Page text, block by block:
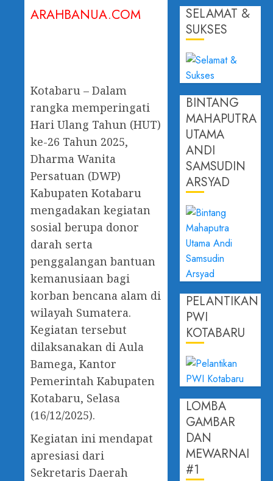
ARAHBANUA.COM
Kotabaru – Dalam
rangka memperingati
Hari Ulang Tahun (HUT)
ke-26 Tahun 2025,
Dharma Wanita
Persatuan (DWP)
Kabupaten Kotabaru
mengadakan kegiatan
sosial berupa donor
darah serta
penggalangan bantuan
kemanusiaan bagi
korban bencana alam di
wilayah Sumatera.
Kegiatan tersebut
dilaksanakan di Aula
Bamega, Kantor
Pemerintah Kabupaten
Kotabaru, Selasa
(16/12/2025).
Kegiatan ini mendapat
apresiasi dari
Sekretaris Daerah
SELAMAT &
SUKSES
BINTANG
MAHAPUTRA
UTAMA
ANDI
SAMSUDIN
ARSYAD
PELANTIKAN
PWI
KOTABARU
LOMBA
GAMBAR
DAN
MEWARNAI
#1